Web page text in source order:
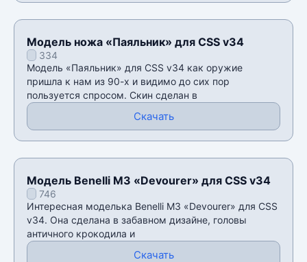
Модель ножа «Паяльник» для CSS v34
334
Модель «Паяльник» для CSS v34 как оружие
пришла к нам из 90-х и видимо до сих пор
пользуется спросом. Скин сделан в
Скачать
Модель Benelli M3 «Devourer» для CSS v34
746
Интересная моделька Benelli M3 «Devourer» для CSS
v34. Она сделана в забавном дизайне, головы
античного крокодила и
Скачать